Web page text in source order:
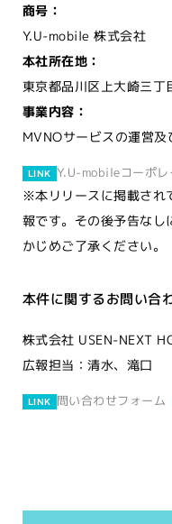
商号：
Y.U-mobile 株式会社
本社所在地：
東京都品川区上大崎三
事業内容：
MVNOサービスの運営及
LINK Y.U-mobileコーポレ
※本リリースに掲載され
報です。その後予告なし
かじめご了承ください。
本件に関するお問い合
株式会社 USEN-NEXT
広報担当：清水、滝口
LINK 問い合わせフォーム